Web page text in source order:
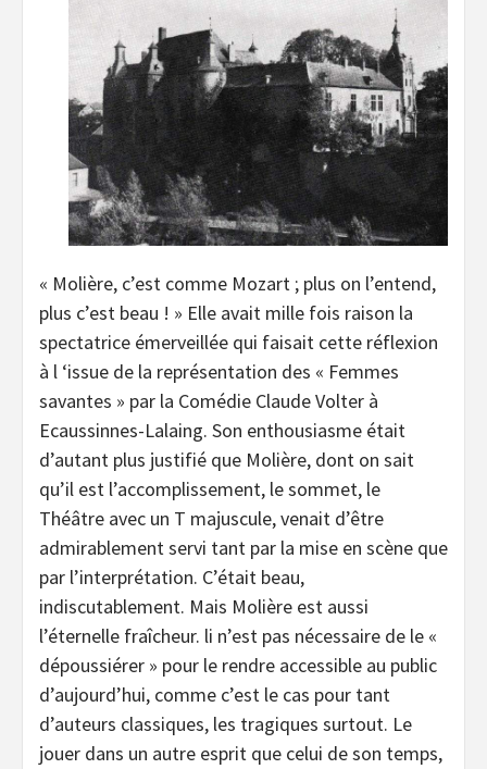
« Molière, c’est comme Mozart ; plus on l’entend,
plus c’est beau ! » Elle avait mille fois raison la
spectatrice émerveillée qui faisait cette réflexion
à l ‘issue de la représentation des « Femmes
savantes » par la Comédie Claude Volter à
Ecaussinnes-Lalaing. Son enthousiasme était
d’autant plus justifié que Molière, dont on sait
qu’il est l’accomplissement, le sommet, le
Théâtre avec un T majuscule, venait d’être
admirablement servi tant par la mise en scène que
par l’interprétation. C’était beau,
indiscutablement. Mais Molière est aussi
l’éternelle fraîcheur. li n’est pas nécessaire de le «
dépoussiérer » pour le rendre accessible au public
d’aujourd’hui, comme c’est le cas pour tant
d’auteurs classiques, les tragiques surtout. Le
jouer dans un autre esprit que celui de son temps,